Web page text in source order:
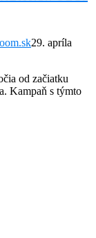
29. apríla
od začiatku
Kampaň s týmto